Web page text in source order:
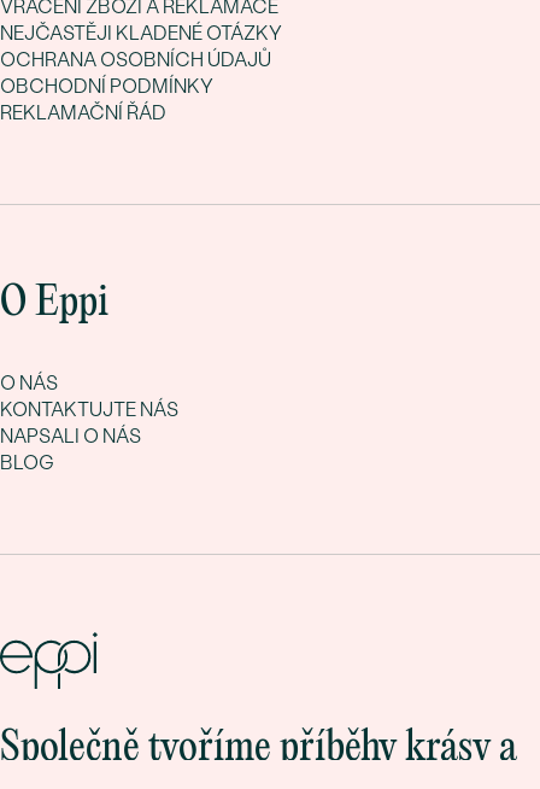
VRÁCENÍ ZBOŽÍ A REKLAMACE
NEJČASTĚJI KLADENÉ OTÁZKY
OCHRANA OSOBNÍCH ÚDAJŮ
OBCHODNÍ PODMÍNKY
REKLAMAČNÍ ŘÁD
O Eppi
O NÁS
KONTAKTUJTE NÁS
NAPSALI O NÁS
BLOG
Společně tvoříme příběhy krásy a